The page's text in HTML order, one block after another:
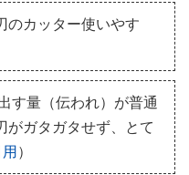
のカッター使いやす
す量（伝われ）が普通
がガタガタせず、とて
）